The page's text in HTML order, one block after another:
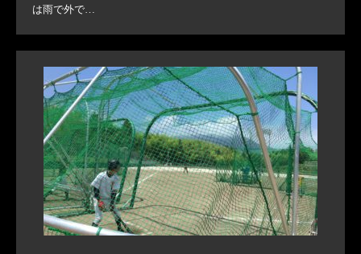
は雨で外で…